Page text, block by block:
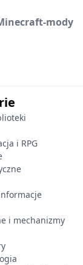
mody
i RPG
i mechanizmy